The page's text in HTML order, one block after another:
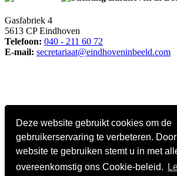
Deze website gebruikt cookies om de
gebruikerservaring te verbeteren.
website te gebruiken stemt u in met
overeenkomstig ons Cookie-beleid.
Gasfabriek 4
5613 CP Eindhoven
Telefoon: 040 - 211 60 72
E-mail: secretariaat@eindhoveninbeeld.com